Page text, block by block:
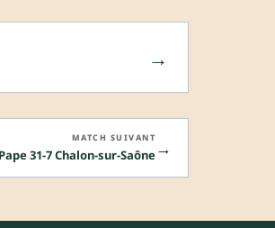
→
→
MATCH SUIVANT
31-7 Chalon-sur-Saône